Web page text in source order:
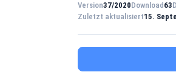
Version37/2020Download 63
Zuletzt aktualisiert15.